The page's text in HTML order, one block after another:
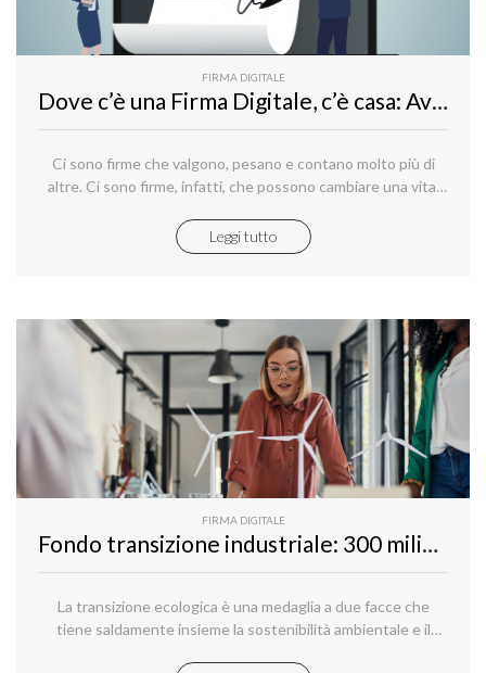
FIRMA DIGITALE
Dove c’è una Firma Digitale, c’è casa: Avanzata o Qualificata, dipende dal contratto
Ci sono firme che valgono, pesano e contano molto più di
altre. Ci sono firme, infatti, che possono cambiare una vita,
Leggi tutto
FIRMA DIGITALE
Fondo transizione industriale: 300 milioni di opportunità a fondo perduto
La transizione ecologica è una medaglia a due facce che
tiene saldamente insieme la sostenibilità ambientale e il